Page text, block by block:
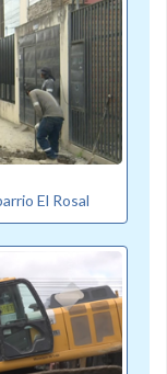
El Rosal